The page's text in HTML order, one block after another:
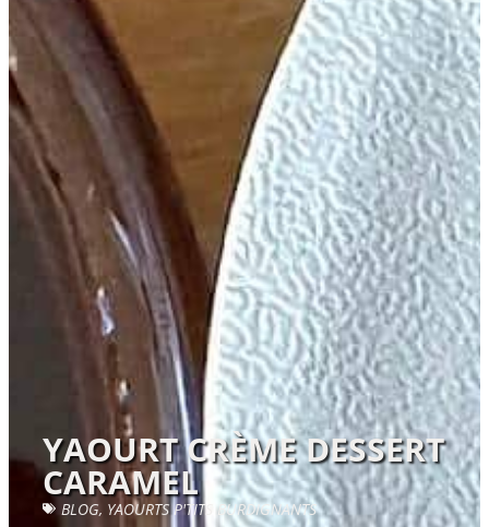
YAOURT CRÈME DESSERT
CARAMEL
BLOG, YAOURTS P'TITS BURDIGNANTS